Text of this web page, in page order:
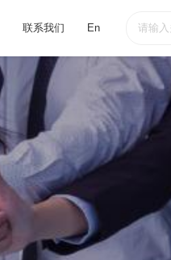
联系我们 En